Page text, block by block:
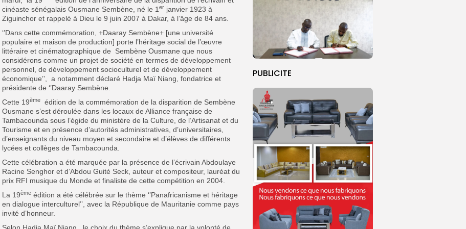
PUBLICITE
cinéaste sénégalais Ousmane Sembène, né le 1 er janvier 1923 à
Ziguinchor et rappelé à Dieu le 9 juin 2007 à Dakar, à l’âge de 84 ans.
‘’Dans cette commémoration, +Daaray Sembène+ [une université
populaire et maison de production] porte l’héritage social de l’œuvre
littéraire et cinématographique de Sembène Ousmane que nous
considérons comme un projet de société en termes de développement
personnel, de développement socioculturel et de développement
économique’’, a notamment déclaré Hadja Maï Niang, fondatrice et
présidente de ‘’Daaray Sembène.
Cette 19ème
édition de la commémoration de la disparition de Sembène
Ousmane s’est déroulée dans les locaux de Alliance française de
Tambacounda sous l’égide du ministère de la Culture, de l’Artisanat et du
Tourisme et en présence d’autorités administratives, d’universitaires,
d’enseignants du niveau moyen et secondaire et d’élèves de différents
lycées et collèges de Tambacounda.
Cette célébration a été marquée par la présence de l’écrivain Abdoulaye
Racine Senghor et d’Abdou Guité Seck, auteur et compositeur, lauréat du
prix RFI musique du Monde et finaliste de cette compétition en 2004.
La 19ème édition a été célébrée sur le thème ‘’Panafricanisme et héritage
en dialogue interculturel’’, avec la République de Mauritanie comme pays
invité d’honneur.